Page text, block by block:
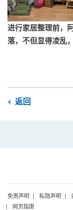
进行家居整理前，
落，不但显得凌乱
返回
免责声明 私隐声明
网页指南